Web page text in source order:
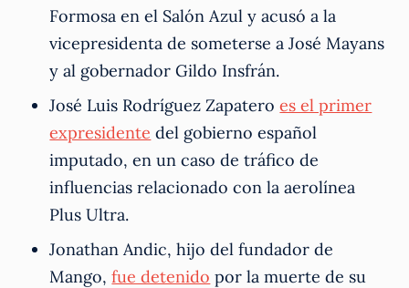
Formosa en el Salón Azul y acusó a la
vicepresidenta de someterse a José Mayans
y al gobernador Gildo Insfrán.
José Luis Rodríguez Zapateroes el primer
expresidente del gobierno español
imputado, en un caso de tráfico de
influencias relacionado con la aerolínea
Plus Ultra.
Jonathan Andic, hijo del fundador de
Mango,fue detenido por la muerte de su